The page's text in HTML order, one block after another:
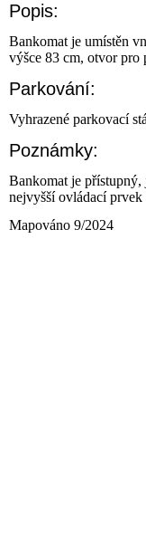
Popis:
Bankomat je umístěn
výšce 83 cm, otvor pro
Parkování:
Vyhrazené parkovací
Poznámky:
Bankomat je
nejvyšší ovládací
Mapováno 9/2024